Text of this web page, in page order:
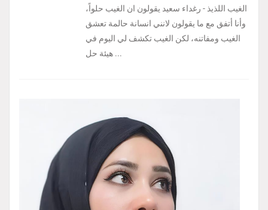
الغيب اللذيذ - رغداء سعيد يقولون ان الغيب حلواً،
وأنا أتفق مع ما يقولون لانني انسانة حالمة تعشق
الغيب ومفاتنه، لكن الغيب تكشف لي اليوم في
هيئة حل ...